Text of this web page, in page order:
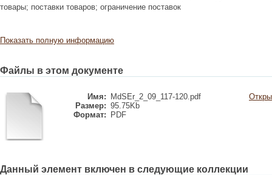
товары; поставки товаров; ограничение поставок
Показать полную информацию
Файлы в этом документе
Имя:
MdSEr_2_09_117-120.pdf
Размер: 95.75Kb
Формат:
PDF
Данный элемент включен в следующие коллекции